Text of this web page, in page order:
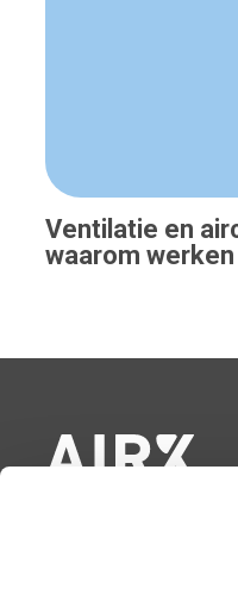
Ventilatie en
waarom